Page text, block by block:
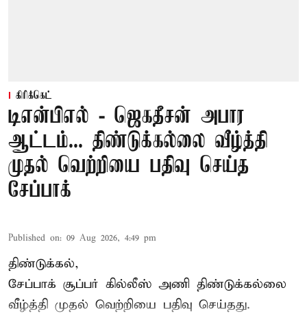
கிரிக்கெட்
டிஎன்பிஎல் - ஜெகதீசன் அபார
ஆட்டம்... திண்டுக்கல்லை வீழ்த்தி
முதல் வெற்றியை பதிவு செய்த
சேப்பாக்
Published on: 09 Aug 2026, 4:49 pm
திண்டுக்கல்,
சேப்பாக் சூப்பர் கில்லீஸ் அணி திண்டுக்கல்லை
வீழ்த்தி முதல் வெற்றியை பதிவு செய்தது.